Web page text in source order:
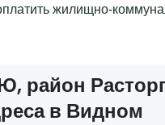
жилищно-
район
в Видном